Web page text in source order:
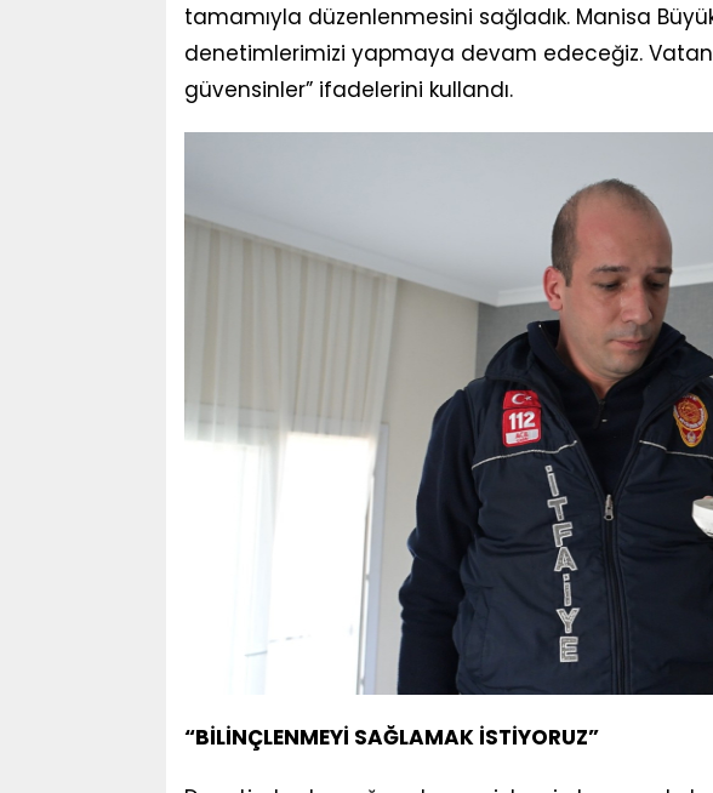
tamamıyla düzenlenmesini sağladık. Manisa
denetimlerimizi yapmaya devam edeceğiz.
güvensinler” ifadelerini kullandı.
“BİLİNÇLENMEYİ SAĞLAMAK İSTİYORUZ”